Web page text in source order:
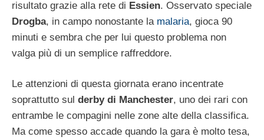
risultato grazie alla rete di Essien. Osservato speciale
Drogba, in campo nonostante la malaria, gioca 90
minuti e sembra che per lui questo problema non
valga più di un semplice raffreddore.
Le attenzioni di questa giornata erano incentrate
soprattutto sul derby di Manchester, uno dei rari con
entrambe le compagini nelle zone alte della classifica.
Ma come spesso accade quando la gara è molto tesa,